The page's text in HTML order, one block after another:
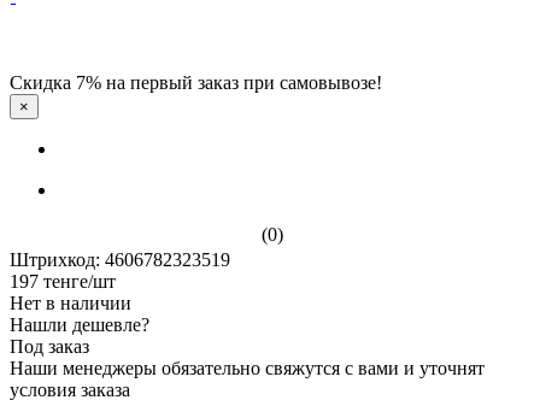
Скидка 7% на первый заказ при самовывозе!
×
(0)
Штрихкод: 4606782323519
197 тенге/шт
Нет в наличии
Нашли дешевле?
Под заказ
Наши менеджеры обязательно свяжутся с вами и уточнят
условия заказа